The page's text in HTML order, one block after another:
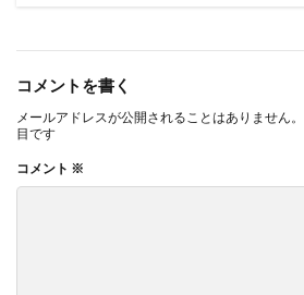
コメントを書く
メールアドレスが公開されることはありません。
目です
コメント ※